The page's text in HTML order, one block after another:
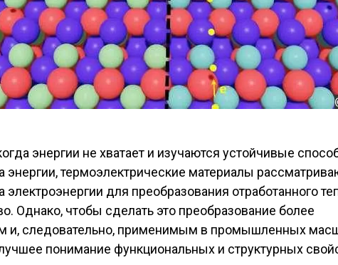
энергии не хватает и изучаются устойчивые
энергии, термоэлектрические материалы
электроэнергии для преобразования отработанного
Однако, чтобы сделать это преобразование более
и, следовательно, применимым в промышленных
понимание функциональных и структурных